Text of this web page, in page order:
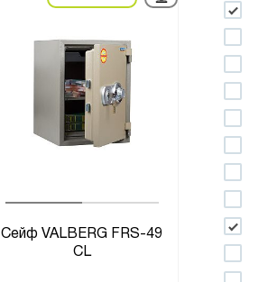
Сейф VALBERG FRS-49
CL